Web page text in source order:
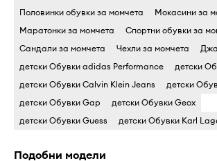
Половинки обувки за момчета
Мокасини за
Маратонки за момчета
Спортни обувки за
Сандали за момчета
Чехли за момчета
детски Обувки adidas Performance
детски
детски Обувки Calvin Klein Jeans
детски
детски Обувки Gap
детски Обувки Geox
детски Обувки Guess
детски Обувки Karl
Подобни модели